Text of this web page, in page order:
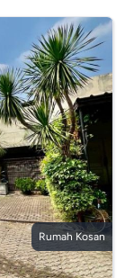
Rumah Kosan